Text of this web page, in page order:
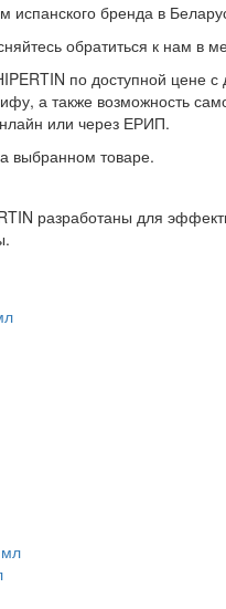
бренда в
обратиться к нам в
по доступной цене
а также возможность
или через ЕРИП.
выбранном товаре.
разработаны для